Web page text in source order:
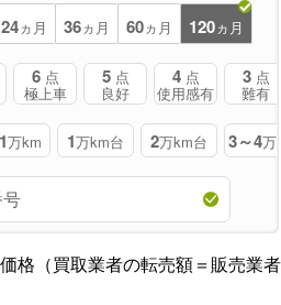
24ヵ月 36ヵ月 60ヵ月 120ヵ月
6 点
極上車
5 点
良好
4 点
使用感有
3 点
難有
万km 1万km台 2万km台 3～4万
格（買取業者の転売額＝販売業者